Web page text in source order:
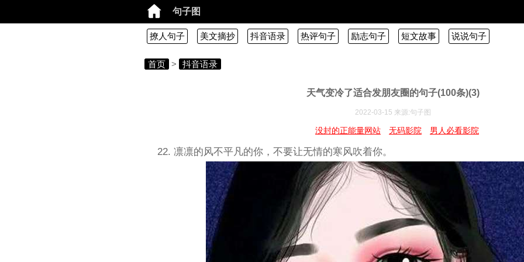
句子图
撩人句子 美文摘抄 抖音语录 热评句子 励志句子 短文故事 说说句子
首页 > 抖音语录
天气变冷了适合发朋友圈的句子(100条)(3)
2022-03-15 来源:句子图
没封的正能量网站 无码影院 男人必看影院
22. 凛凛的风不平凡的你，不要让无情的寒风吹着你。